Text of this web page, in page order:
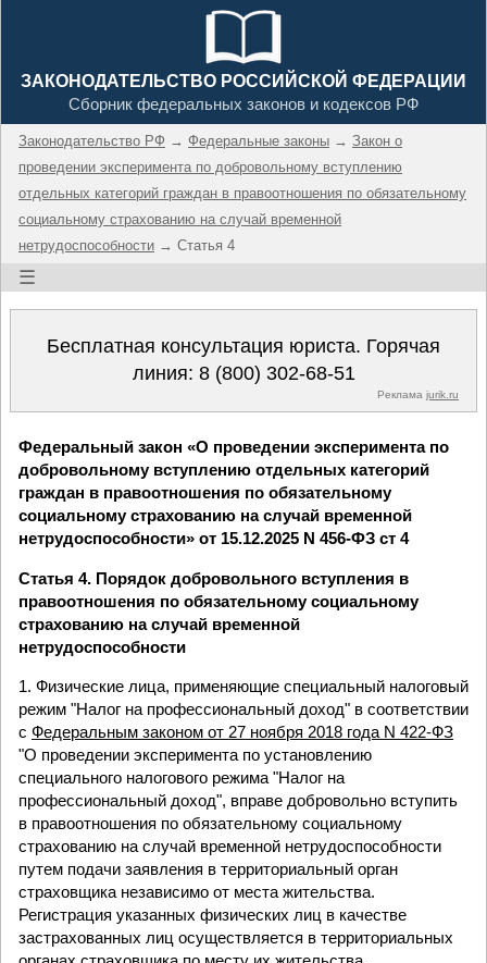
ЗАКОНОДАТЕЛЬСТВО РОССИЙСКОЙ ФЕДЕРАЦИИ
Сборник федеральных законов и кодексов РФ
Законодательство РФ → Федеральные законы → Закон о
проведении эксперимента по добровольному вступлению
отдельных категорий граждан в правоотношения по обязательному
социальному страхованию на случай временной
нетрудоспособности → Статья 4
☰
Бесплатная консультация юриста. Горячая
линия: 8 (800) 302-68-51
Реклама jurik.ru
Федеральный закон «О проведении эксперимента по
добровольному вступлению отдельных категорий
граждан в правоотношения по обязательному
социальному страхованию на случай временной
нетрудоспособности» от 15.12.2025 N 456-ФЗ ст 4
Статья 4. Порядок добровольного вступления в
правоотношения по обязательному социальному
страхованию на случай временной
нетрудоспособности
1. Физические лица, применяющие специальный налоговый
режим "Налог на профессиональный доход" в соответствии
с Федеральным законом от 27 ноября 2018 года N 422-ФЗ
"О проведении эксперимента по установлению
специального налогового режима "Налог на
профессиональный доход", вправе добровольно вступить
в правоотношения по обязательному социальному
страхованию на случай временной нетрудоспособности
путем подачи заявления в территориальный орган
страховщика независимо от места жительства.
Регистрация указанных физических лиц в качестве
застрахованных лиц осуществляется в территориальных